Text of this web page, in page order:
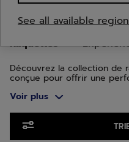
RAQUETTES
Raquettes
Découvrez la collection de
conçue pour offrir une
encore confirmé, nos
Voir plus
See all available